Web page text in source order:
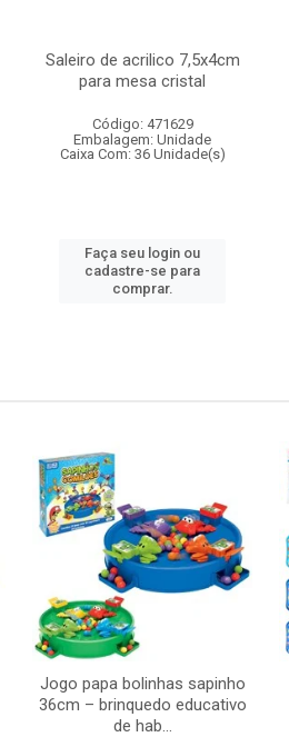
Saleiro de acrilico 7,5x4cm
para mesa cristal
Código: 471629
Embalagem: Unidade
Caixa Com: 36 Unidade(s)
Faça seu login ou
cadastre-se para
comprar.
Jogo papa bolinhas sapinho
36cm – brinquedo educativo
de hab...